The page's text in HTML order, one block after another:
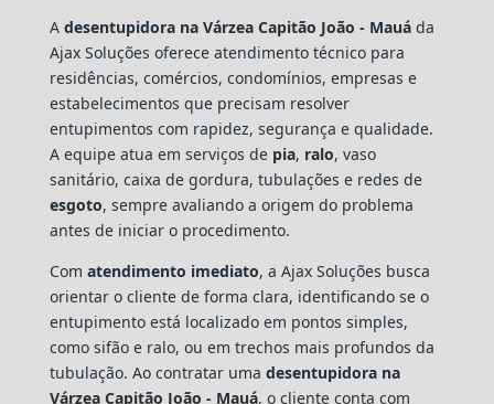
A desentupidora na Várzea Capitão João - Mauáda
Ajax Soluções oferece atendimento técnico para
residências, comércios, condomínios, empresas e
estabelecimentos que precisam resolver
entupimentos com rapidez, segurança e qualidade.
A equipe atua em serviços de pia, ralo, vaso
sanitário, caixa de gordura, tubulações e redes de
esgoto, sempre avaliando a origem do problema
antes de iniciar o procedimento.
Com atendimento imediato, a Ajax Soluções busca
orientar o cliente de forma clara, identificando se o
entupimento está localizado em pontos simples,
como sifão e ralo, ou em trechos mais profundos da
tubulação. Ao contratar uma desentupidora na
Várzea Capitão João - Mauá, o cliente conta com